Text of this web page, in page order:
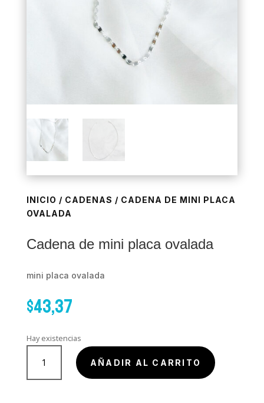
INICIO / CADENAS / CADENA DE MINI PLACA
OVALADA
Cadena de mini placa ovalada
mini placa ovalada
$43,37
Hay existencias
Cadena
mini
AÑADIR AL CARRITO